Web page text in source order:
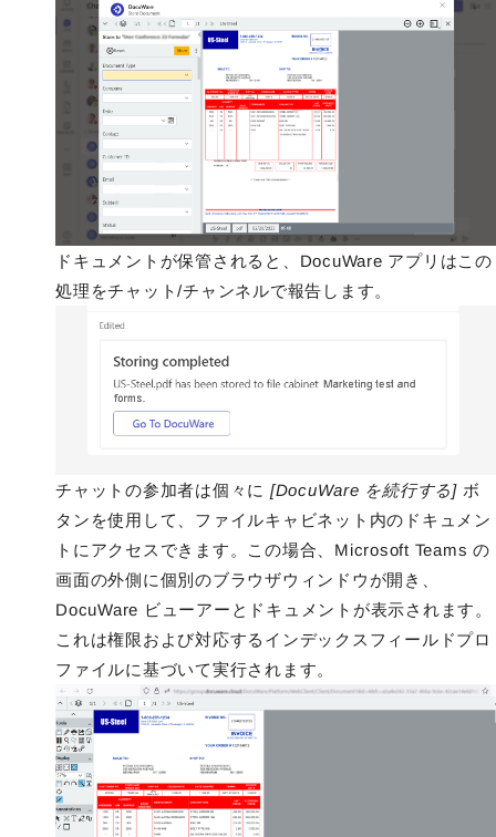
ドキュメントが保管されると、DocuWare アプリはこの
処理をチャット/チャンネルで報告します。
チャットの参加者は個々に [DocuWare を続行する]ボ
タンを使用して、ファイルキャビネット内のドキュメン
トにアクセスできます。この場合、Microsoft Teams の
画面の外側に個別のブラウザウィンドウが開き、
DocuWare ビューアーとドキュメントが表示されます。
これは権限および対応するインデックスフィールドプロ
ファイルに基づいて実行されます。